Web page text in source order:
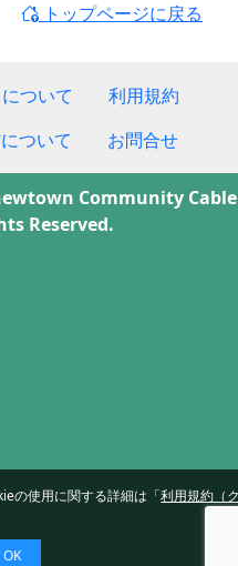
トップページに戻る
ついて
利用規約
ついて
お問合せ
Community Cable
Reserved.
の使用に関する詳細は「利用規約（
OK